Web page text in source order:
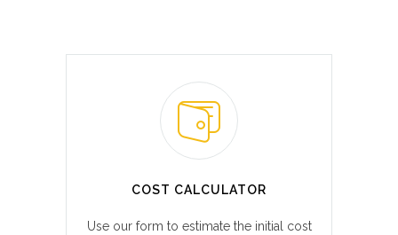
COST CALCULATOR
Use our form to estimate the initial cost